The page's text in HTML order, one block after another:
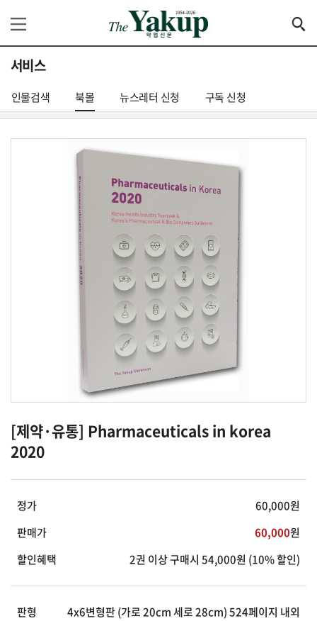
서비스
인물검색 북몰 뉴스레터 신청 구독 신청
[제약·유통] Pharmaceuticals in korea
2020
정가 60,000원
판매가
60,000원
할인혜택
2권 이상 구매시 54,000원 (10%할인)
판형
4х6변형판 (가로 20cm 세로 28cm) 524페이지 내외